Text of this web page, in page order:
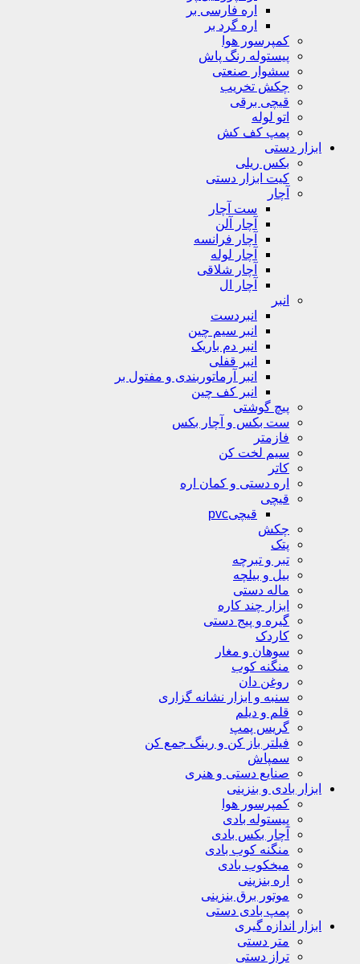
اره فارسی بر
اره گرد بر
کمپرسور هوا
پیستوله رنگ پاش
سشوار صنعتی
چکش تخریب
قیچی برقی
اتو لوله
پمپ کف کش
ابزار دستی
بکس ریلی
کیت ابزار دستی
آچار
ست آچار
آچار آلن
آچار فرانسه
آچار لوله
آچار شلاقی
آچار ال
انبر
انبردست
انبر سیم چین
انبر دم باریک
انبر قفلی
انبر آرماتوربندی و مفتول بر
انبر کف چین
پیچ گوشتی
ست بکس و آچار بکس
فازمتر
سیم لخت کن
کاتر
اره دستی و کمان اره
قیچی
قیچیpvc
چکش
پتک
تبر و تبرچه
بیل و بیلچه
ماله دستی
ابزار چند کاره
گیره و پیج دستی
کاردک
سوهان و مغار
منگنه کوب
روغن دان
سنبه و ابزار نشانه گزاری
قلم و دیلم
گریس پمپ
فیلتر باز کن و رینگ جمع کن
سمپاش
صنایع دستی و هنری
ابزار بادی و بنزینی
کمپرسور هوا
پیستوله بادی
آچار بکس بادی
منگنه کوب بادی
میخکوب بادی
اره بنزینی
موتور برق بنزینی
پمپ بادی دستی
ابزار اندازه گیری
متر دستی
تراز دستی